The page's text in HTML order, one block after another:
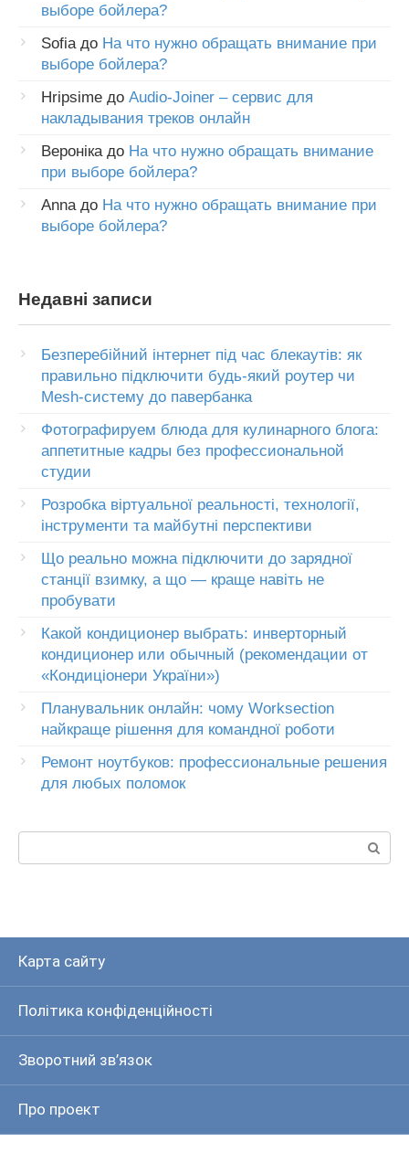
выборе бойлера?
Sofia до На что нужно обращать внимание при
выборе бойлера?
Hripsime до Audio-Joiner – сервис для
накладывания треков онлайн
Вероніка до На что нужно обращать внимание
при выборе бойлера?
Anna до На что нужно обращать внимание при
выборе бойлера?
Недавні записи
Безперебійний інтернет під час блекаутів: як
правильно підключити будь-який роутер чи
Mesh-систему до павербанка
Фотографируем блюда для кулинарного блога:
аппетитные кадры без профессиональной
студии
Розробка віртуальної реальності, технології,
інструменти та майбутні перспективи
Що реально можна підключити до зарядної
станції взимку, а що — краще навіть не
пробувати
Какой кондиционер выбрать: инверторный
кондиционер или обычный (рекомендации от
«Кондиціонери України»)
Планувальник онлайн: чому Worksection
найкраще рішення для командної роботи
Ремонт ноутбуков: профессиональные решения
для любых поломок
Карта сайту
Політика конфіденційності
Зворотний зв’язок
Про проект